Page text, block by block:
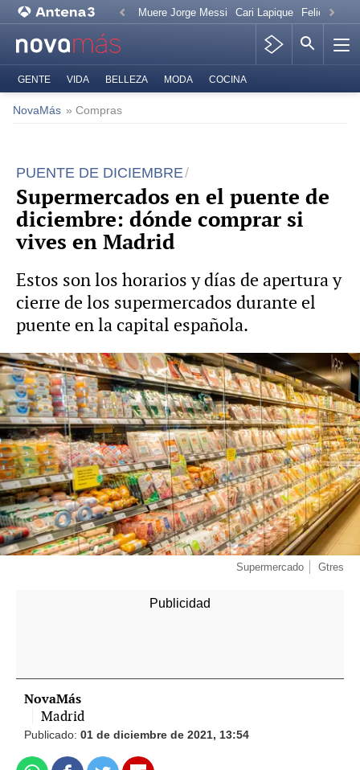
Muere Jorge Messi Cari Lapique Felicitación
GENTE VIDA BELLEZA MODA COCINA
NovaMás » Compras
PUENTE DE DICIEMBRE
Supermercados en el puente de
diciembre: dónde comprar si
vives en Madrid
Estos son los horarios y días de apertura y
cierre de los supermercados durante el
puente en la capital española.
Supermercado Gtres
NovaMás
Madrid
Publicado: 01 de diciembre de 2021, 13:54